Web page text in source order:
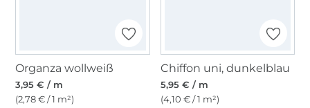
Organza wollweiß
3,95 € / m
(2,78 € / 1 m²)
Chiffon uni, dunkelblau
5,95 € / m
(4,10 € / 1 m²)